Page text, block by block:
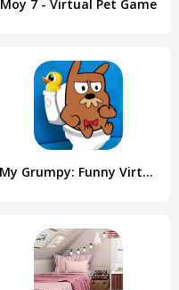
Moy 7 - Virtual Pet Game
My Grumpy: Funny Virtual Pet